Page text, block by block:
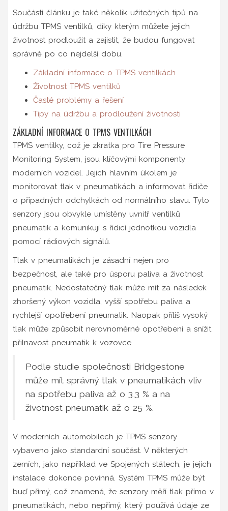
Součástí článku je také několik užitečných tipů na
údržbu TPMS ventilků, díky kterým můžete jejich
životnost prodloužit a zajistit, že budou fungovat
správně po co nejdelší dobu.
Základní informace o TPMS ventilkách
Životnost TPMS ventilků
Časté problémy a řešení
Tipy na údržbu a prodloužení životnosti
ZÁKLADNÍ INFORMACE O TPMS VENTILKÁCH
TPMS ventilky, což je zkratka pro Tire Pressure
Monitoring System, jsou klíčovými komponenty
moderních vozidel. Jejich hlavním úkolem je
monitorovat tlak v pneumatikách a informovat řidiče
o případných odchylkách od normálního stavu. Tyto
senzory jsou obvykle umístěny uvnitř ventilků
pneumatik a komunikují s řídicí jednotkou vozidla
pomocí rádiových signálů.
Tlak v pneumatikách je zásadní nejen pro
bezpečnost, ale také pro úsporu paliva a životnost
pneumatik. Nedostatečný tlak může mít za následek
zhoršený výkon vozidla, vyšší spotřebu paliva a
rychlejší opotřebení pneumatik. Naopak příliš vysoký
tlak může způsobit nerovnoměrné opotřebení a snížit
přilnavost pneumatik k vozovce.
Podle studie společnosti Bridgestone
může mít správný tlak v pneumatikách vliv
na spotřebu paliva až o 3,3 % a na
životnost pneumatik až o 25 %.
V moderních automobilech je TPMS senzory
vybaveno jako standardní součást. V některých
zemích, jako například ve Spojených státech, je jejich
instalace dokonce povinná. Systém TPMS může být
buď přímý, což znamená, že senzory měří tlak přímo v
pneumatikách, nebo nepřímý, který používá údaje ze